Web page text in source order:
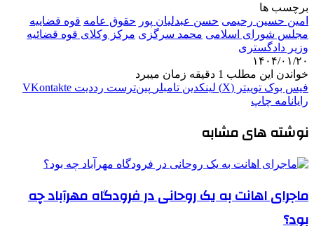
برچسب ها
امین حسین رحیمی حسن عبدلیان پور حقوق عامه قوه قضاییه
مجلس شورای اسلامی محمد سرگزی مرکز وکلای قوه قضائیه
وزیر دادگستری
۱۴۰۴/۰۱/۲۰
خواندن این مطلب 1 دقیقه زمان میبرد
فیس بوک توییتر (X) لینکدین ‫تامبلر ‫پین‌ترست ‫رددیت ‫VKontakte
رایانامه چاپ
نوشته های مشابه
ماجرای اهانت به یک روحانی در فرودگاه مهرآباد چه
بود؟